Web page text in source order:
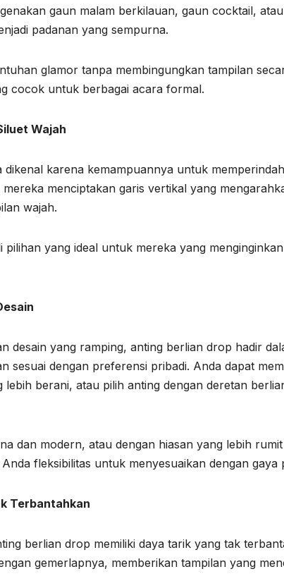
gaun malam berkilauan, gaun cocktail,
padanan yang sempurna.
glamor tanpa membingungkan tampilan
cocok untuk berbagai acara formal.
Wajah
karena kemampuannya untuk
menciptakan garis vertikal yang
wajah.
pilihan yang ideal untuk mereka yang
desain yang ramping, anting berlian drop hadir
sesuai dengan preferensi pribadi. Anda dapat
lebih berani, atau pilih anting dengan deretan
dan modern, atau dengan hiasan yang lebih
fleksibilitas untuk menyesuaikan dengan gaya
Terbantahkan
berlian drop memiliki daya tarik yang tak
gemerlapnya, memberikan tampilan yang